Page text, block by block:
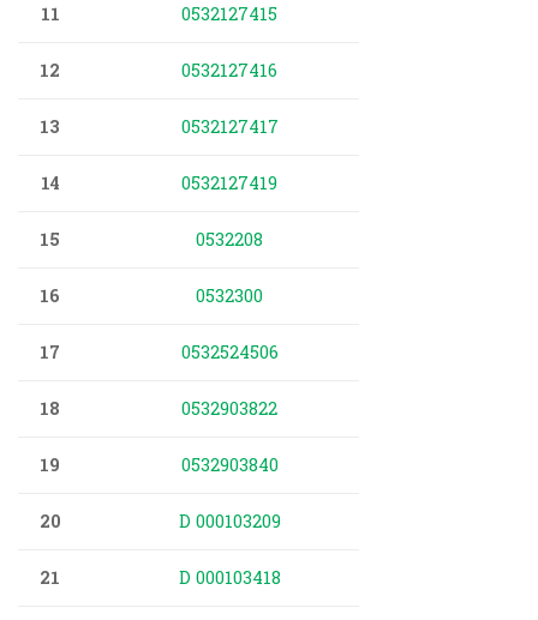
11 0532127415
12 0532127416
13 0532127417
14 0532127419
15 0532208
16 0532300
17 0532524506
18 0532903822
19 0532903840
20 D 000103209
21 D 000103418